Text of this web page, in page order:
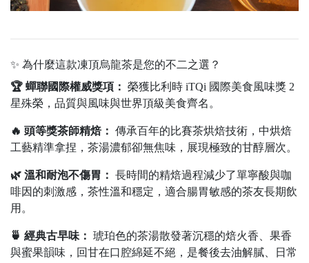
✨ 為什麼這款凍頂烏龍茶是您的不二之選？
🏆 蟬聯國際權威獎項： 榮獲比利時 iTQi 國際美食風味獎 2
星殊榮，品質與風味與世界頂級美食齊名。
🔥 頭等獎茶師精焙： 傳承百年的比賽茶烘焙技術，中烘焙
工藝精準拿捏，茶湯濃郁卻無焦味，展現極致的甘醇層次。
🌿 溫和耐泡不傷胃： 長時間的精焙過程減少了單寧酸與咖
啡因的刺激感，茶性溫和穩定，適合腸胃敏感的茶友長期飲
用。
🍵 經典古早味： 琥珀色的茶湯散發著沉穩的焙火香、果香
與蜜果韻味，回甘在口腔綿延不絕，是餐後去油解膩、日常